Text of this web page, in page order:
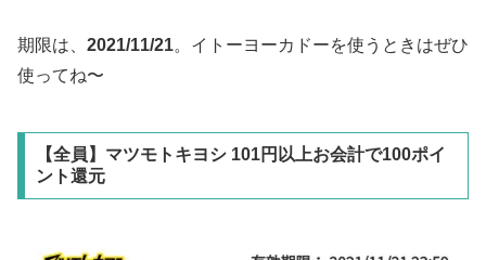
期限は、 2021/11/21。イトーヨーカドーを使うときはぜひ
使ってね〜
【全員】マツモトキヨシ 101円以上お会計で100ポイ
ント還元